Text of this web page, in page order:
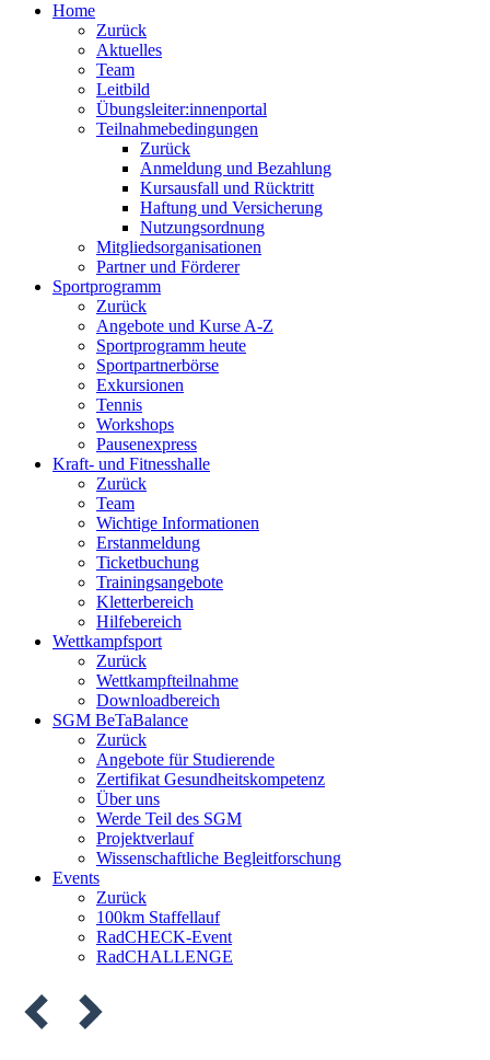
Home
Zurück
Aktuelles
Team
Leitbild
Übungsleiter:innenportal
Teilnahmebedingungen
Zurück
Anmeldung und Bezahlung
Kursausfall und Rücktritt
Haftung und Versicherung
Nutzungsordnung
Mitgliedsorganisationen
Partner und Förderer
Sportprogramm
Zurück
Angebote und Kurse A-Z
Sportprogramm heute
Sportpartnerbörse
Exkursionen
Tennis
Workshops
Pausenexpress
Kraft- und Fitnesshalle
Zurück
Team
Wichtige Informationen
Erstanmeldung
Ticketbuchung
Trainingsangebote
Kletterbereich
Hilfebereich
Wettkampfsport
Zurück
Wettkampfteilnahme
Downloadbereich
SGM BeTaBalance
Zurück
Angebote für Studierende
Zertifikat Gesundheitskompetenz
Über uns
Werde Teil des SGM
Projektverlauf
Wissenschaftliche Begleitforschung
Events
Zurück
100km Staffellauf
RadCHECK-Event
RadCHALLENGE